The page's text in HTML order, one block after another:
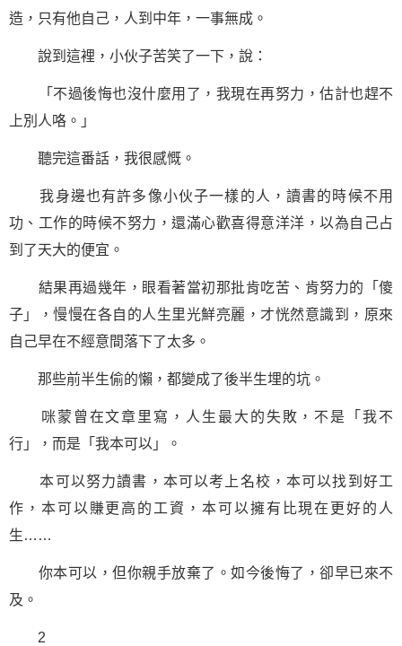
造，只有他自己，人到中年，一事無成。
說到這裡，小伙子苦笑了一下，說：
「不過後悔也沒什麼用了，我現在再努力，估計也趕不
上別人咯。」
聽完這番話，我很感慨。
我身邊也有許多像小伙子一樣的人，讀書的時候不用
功、工作的時候不努力，還滿心歡喜得意洋洋，以為自己占
到了天大的便宜。
結果再過幾年，眼看著當初那批肯吃苦、肯努力的「傻
子」，慢慢在各自的人生里光鮮亮麗，才恍然意識到，原來
自己早在不經意間落下了太多。
那些前半生偷的懶，都變成了後半生埋的坑。
咪蒙曾在文章里寫，人生最大的失敗，不是「我不
行」，而是「我本可以」。
本可以努力讀書，本可以考上名校，本可以找到好工
作，本可以賺更高的工資，本可以擁有比現在更好的人
生……
你本可以，但你親手放棄了。如今後悔了，卻早已來不
及。
2